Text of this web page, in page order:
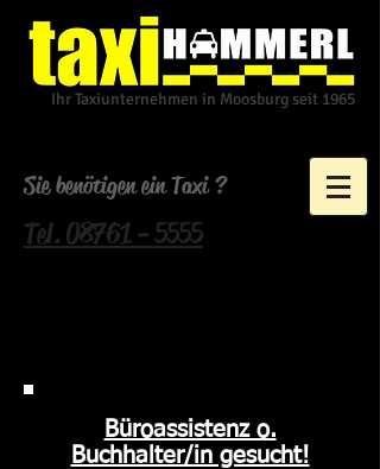
Ihr Taxiunternehmen in Moosburg seit 1965
Sie benötigen ein Taxi ?
Tel. 08761 - 5555
Büroassistenz o.
Buchhalter/in gesucht!